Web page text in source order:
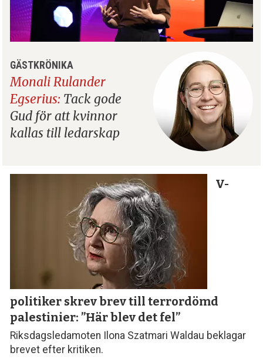
GÄSTKRÖNIKA
Monali Rulander
Egserius: Tack gode
Gud för att kvinnor
kallas till ledarskap
V-
politiker skrev brev till terror­dömd
palestinier: ”Här blev det fel”
Riksdagsledamoten Ilona Szatmari Waldau beklagar
brevet efter kritiken.